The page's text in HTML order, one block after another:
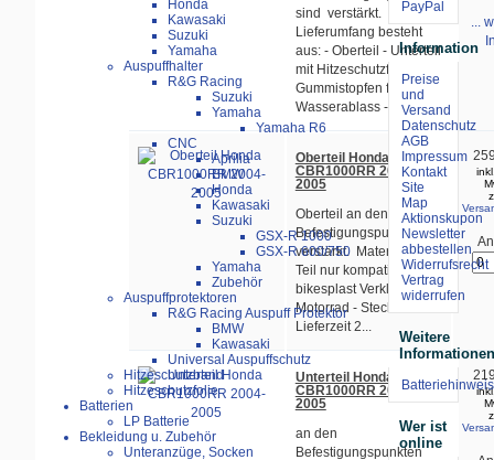
Honda
Kawasaki
Suzuki
Yamaha
Auspuffhalter
R&G Racing
Suzuki
Yamaha
Yamaha R6
CNC
Aprilia
BMW
Honda
Kawasaki
Suzuki
GSX-R 1000
GSX-R 600/750
Yamaha
Zubehör
Auspuffprotektoren
R&G Racing Auspuff Protektor
BMW
Kawasaki
Universal Auspuffschutz
Hitzeschutzband
Hitzeschutzfolie
Batterien
LP Batterie
Bekleidung u. Zubehör
Unteranzüge, Socken
sind verstärkt.
Lieferumfang besteht
aus: - Oberteil - Unterteil
mit Hitzeschutzfolie,
Gummistopfen für
Wasserablass -...
...
Oberteil Honda
CBR1000RR 2004-
2005
Oberteil an den
Befestigungspunkten
verstärkt. Material: GFK
Teil nur kompatibel mit
bikesplast Verkleidung
Motorrad - Stecki.
Lieferzeit 2...
Unterteil Honda
CBR1000RR 2004-
2005
an den
Befestigungspunkten
Information
Preise
und
Versand
Datenschutz
AGB
Impressum
Kontakt
Site
Map
Aktionskupon
Newsletter
abbestellen
Widerrufsrecht
Vertrag
widerrufen
Weitere
Batteriehinweis
Wer ist
online